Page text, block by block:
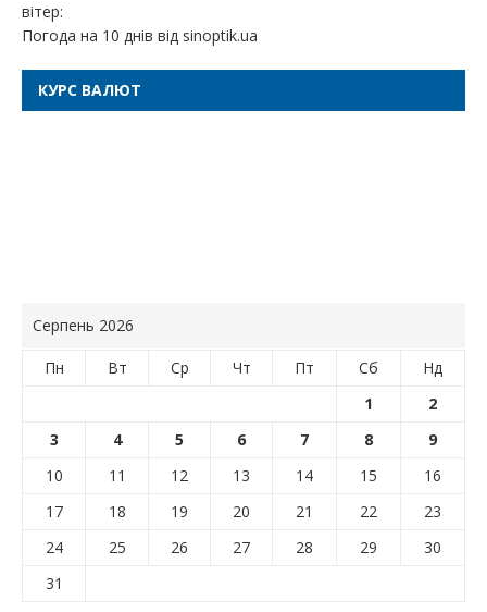
вітер:
Погода на 10 днів від sinoptik.ua
КУРС ВАЛЮТ
Серпень 2026
Пн Вт Ср Чт Пт Сб
Нд
1
2
3
4 5 6 7 8
9
10
11 12 13 14 15
16
17
18 19 20 21 22
23
24
25 26 27 28 29
30
31